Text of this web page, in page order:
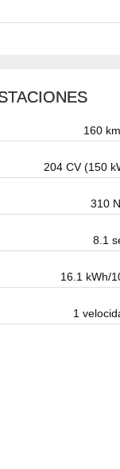
160
204 CV (150
310
8.1
16.1 kWh/
1